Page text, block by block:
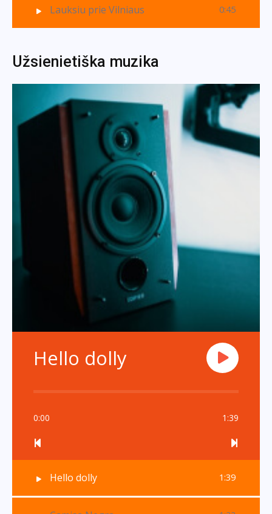
Lauksiu prie Vilniaus 0:45
Užsienietiška muzika
Hello dolly
0:00 1:39
Hello dolly 1:39